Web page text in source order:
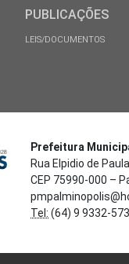
PUBLICAÇÕES
LEIS/DOCUMENTOS
Prefeitura
Rua Elpidio de
CEP 75990-000 –
Tel: (64) 9 9332-